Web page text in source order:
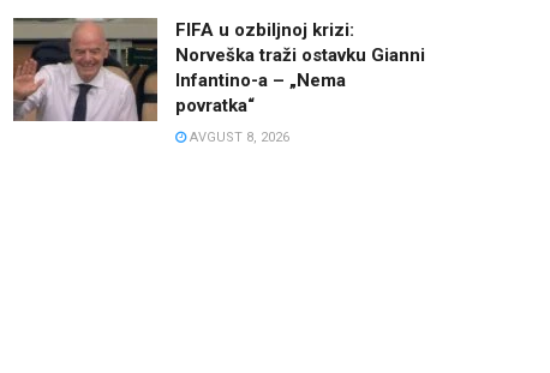
FIFA u ozbiljnoj krizi:
Norveška traži ostavku Gianni
Infantino-a – „Nema
povratka“
AVGUST 8, 2026